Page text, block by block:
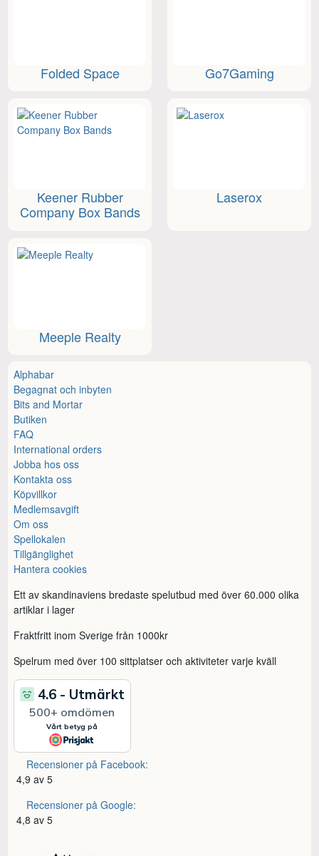
Folded Space Go7Gaming
Keener Rubber
Company Box Bands
Laserox
Meeple Realty
Alphabar
Begagnat och inbyten
Bits and Mortar
Butiken
FAQ
International orders
Jobba hos oss
Kontakta oss
Köpvillkor
Medlemsavgift
Om oss
Spellokalen
Tillgänglighet
Hantera cookies
Ett av skandinaviens bredaste spelutbud med över 60.000 olika
artiklar i lager
Fraktfritt inom Sverige från 1000kr
Spelrum med över 100 sittplatser och aktiviteter varje kväll
Recensioner på Facebook:
4,9 av 5
Recensioner på Google:
4,8 av 5